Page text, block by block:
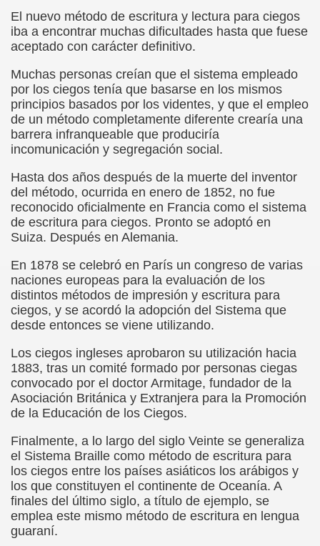
El nuevo método de escritura y lectura para ciegos
iba a encontrar muchas dificultades hasta que fuese
aceptado con carácter definitivo.
Muchas personas creían que el sistema empleado
por los ciegos tenía que basarse en los mismos
principios basados por los videntes, y que el empleo
de un método completamente diferente crearía una
barrera infranqueable que produciría
incomunicación y segregación social.
Hasta dos años después de la muerte del inventor
del método, ocurrida en enero de 1852, no fue
reconocido oficialmente en Francia como el sistema
de escritura para ciegos. Pronto se adoptó en
Suiza. Después en Alemania.
En 1878 se celebró en París un congreso de varias
naciones europeas para la evaluación de los
distintos métodos de impresión y escritura para
ciegos, y se acordó la adopción del Sistema que
desde entonces se viene utilizando.
Los ciegos ingleses aprobaron su utilización hacia
1883, tras un comité formado por personas ciegas
convocado por el doctor Armitage, fundador de la
Asociación Británica y Extranjera para la Promoción
de la Educación de los Ciegos.
Finalmente, a lo largo del siglo Veinte se generaliza
el Sistema Braille como método de escritura para
los ciegos entre los países asiáticos los arábigos y
los que constituyen el continente de Oceanía. A
finales del último siglo, a título de ejemplo, se
emplea este mismo método de escritura en lengua
guaraní.
e Italiano (Pedro Zurita)
ONCE de Pontevedra (Blas Vázquez Rodríguez)
(Carmen Bonet Borrás)
de Lectura para los Ciegos (Eutiquio Cabrerizo)
Alicante (Juan José Miñana Estruch)
Blas Sánchez)
Sanz)
(Lola Bogas)
Ciego Integrado a la Escuela Regular (José
(María Jesús Cañamares)
Solana)
Antonio Campos Sánchez)
(Pedro Zurita)
el Alumnado y Carta del Director a los padres (Col.
Braille Como Medio de Lectura y Escritura (Dr. Phil
(Àngel Mas Parera)
(Alberto Gil)